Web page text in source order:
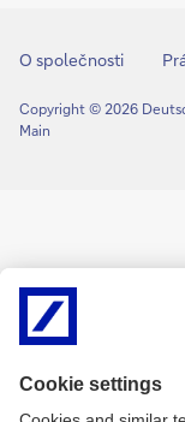
O společnosti
Copyright © 2026
Main